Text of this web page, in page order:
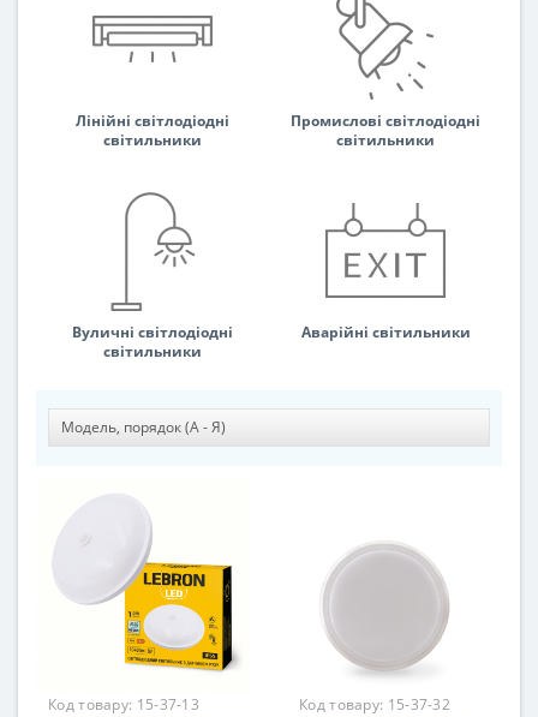
Лінійні світлодіодні
світильники
Промислові світлодіодні
світильники
Вуличні світлодіодні
світильники
Аварійні світильники
Код товару: 15-37-13 Код товару: 15-37-32